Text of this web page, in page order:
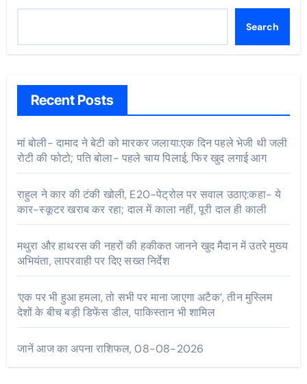
Search
Recent Posts
मां बोली- दामाद ने बेटी को मारकर जलाया:एक दिन पहले भेजी थी जली
रोटी की फोटो; पति बोला- पहले चाय पिलाई, फिर खुद लगाई आग
राहुल ने कार की टंकी खोली, E20-पेट्रोल पर सवाल उठाए:कहा- ये
कार-स्कूटर खराब कर रहा; दाल में काला नहीं, पूरी दाल ही काली
मथुरा और हाथरस की नहरों की हकीकत जानने खुद मैदान में उतरे मुख्य
अभियंता, लापरवाही पर दिए सख्त निर्देश
‘एक पर भी हुआ हमला, तो सभी पर माना जाएगा अटैक’, तीन मुस्लिम
देशों के बीच बड़ी डिफेंस डील, पाकिस्तान भी शामिल
जानें आज का अपना राशिफल, 08-08-2026